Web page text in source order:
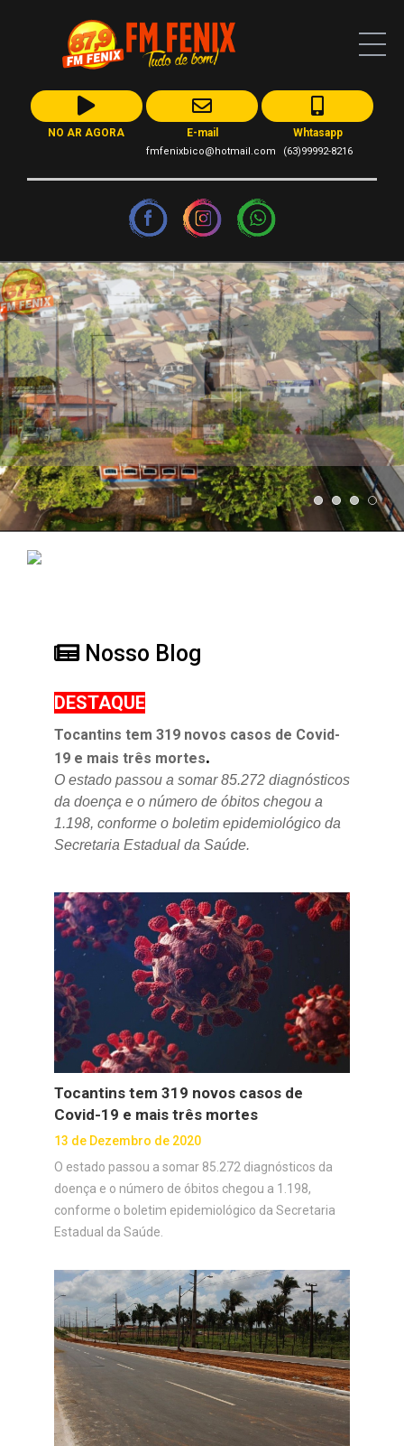
NO AR AGORA E-mail
fmfenixbico@hotmail.com
Whtasapp
(63)99992-8216
Nosso Blog
DESTAQUE
Tocantins tem 319 novos casos de Covid-
19 e mais três mortes.
O estado passou a somar 85.272 diagnósticos
da doença e o número de óbitos chegou a
1.198, conforme o boletim epidemiológico da
Secretaria Estadual da Saúde.
Tocantins tem 319 novos casos de
Covid-19 e mais três mortes
13 de Dezembro de 2020
O estado passou a somar 85.272 diagnósticos da
doença e o número de óbitos chegou a 1.198,
conforme o boletim epidemiológico da Secretaria
Estadual da Saúde.